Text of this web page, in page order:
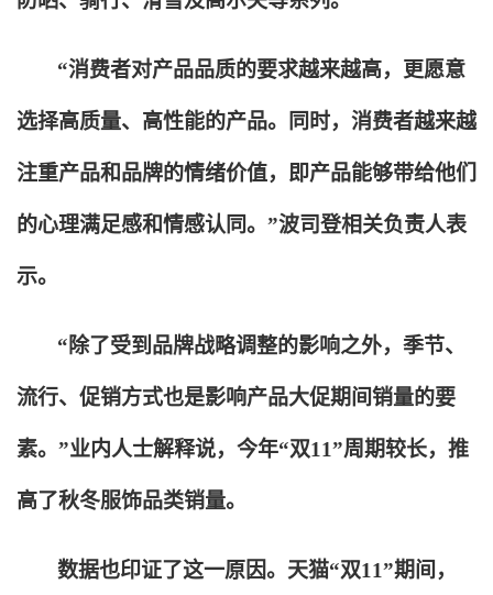
“消费者对产品品质的要求越来越高，更愿意
选择高质量、高性能的产品。同时，消费者越来越
注重产品和品牌的情绪价值，即产品能够带给他们
的心理满足感和情感认同。”波司登相关负责人表
示。
“除了受到品牌战略调整的影响之外，季节、
流行、促销方式也是影响产品大促期间销量的要
素。”业内人士解释说，今年“双11”周期较长，推
高了秋冬服饰品类销量。
数据也印证了这一原因。天猫“双11”期间，